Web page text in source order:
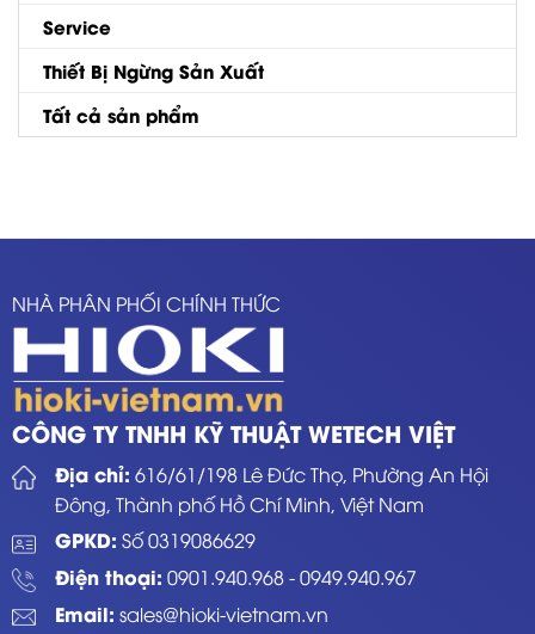
Service
Thiết Bị Ngừng Sản Xuất
Tất cả sản phẩm
NHÀ PHÂN PHỐI CHÍNH THỨC
CÔNG TY TNHH KỸ THUẬT WETECH VIỆT
Địa chỉ: 616/61/198 Lê Đức Thọ, Phường An Hội
Đông, Thành phố Hồ Chí Minh, Việt Nam
GPKD: Số 0319086629
Điện thoại: 0901.940.968-0949.940.967
Email: sales@hioki-vietnam.vn